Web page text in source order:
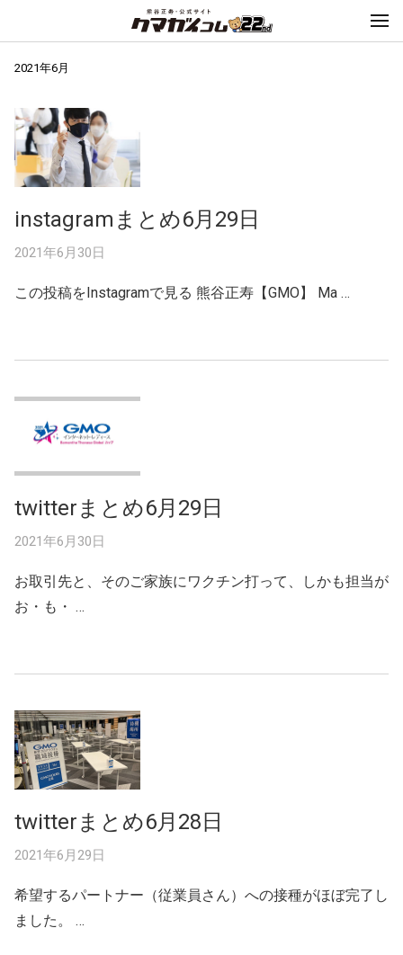
2021年6月
instagramまとめ6月29日
2021年6月30日
この投稿をInstagramで見る 熊谷正寿【GMO】 Ma …
twitterまとめ6月29日
2021年6月30日
お取引先と、そのご家族にワクチン打って、しかも担当が
お・も・ …
twitterまとめ6月28日
2021年6月29日
希望するパートナー（従業員さん）への接種がほぼ完了し
ました。 …